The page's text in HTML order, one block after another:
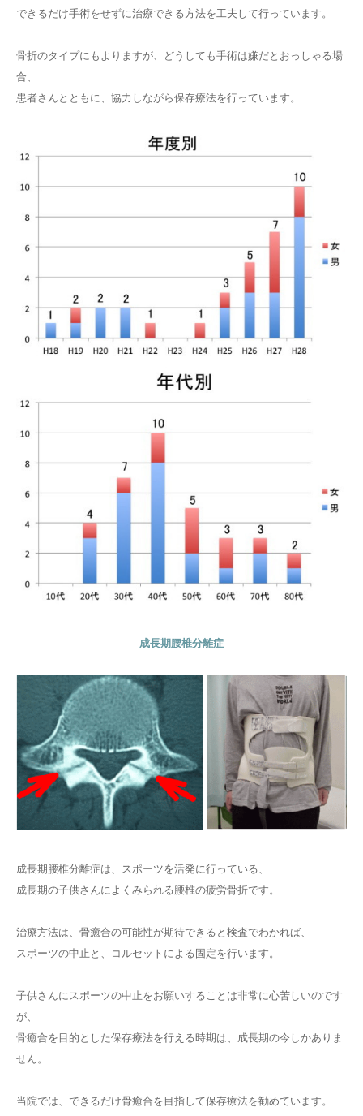
できるだけ手術をせずに治療できる方法を工夫して行っています。
骨折のタイプにもよりますが、どうしても手術は嫌だとおっしゃる場
合、
患者さんとともに、協力しながら保存療法を行っています。
成長期腰椎分離症
成長期腰椎分離症は、スポーツを活発に行っている、
成長期の子供さんによくみられる腰椎の疲労骨折です。
治療方法は、骨癒合の可能性が期待できると検査でわかれば、
スポーツの中止と、コルセットによる固定を行います。
子供さんにスポーツの中止をお願いすることは非常に心苦しいのです
が、
骨癒合を目的とした保存療法を行える時期は、成長期の今しかありま
せん。
当院では、できるだけ骨癒合を目指して保存療法を勧めています。